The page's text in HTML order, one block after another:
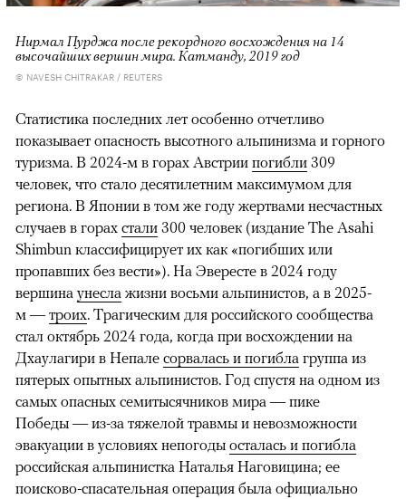
Нирмал Пурджа после рекордного восхождения на 14
высочайших вершин мира. Катманду, 2019 год
© NAVESH CHITRAKAR / REUTERS
Статистика последних лет особенно отчетливо
показывает опасность высотного альпинизма и горного
туризма. В 2024-м в горах Австрии погибли 309
человек, что стало десятилетним максимумом для
региона. В Японии в том же году жертвами несчастных
случаев в горах стали 300 человек (издание The Asahi
Shimbun классифицирует их как «погибших или
пропавших без вести»). На Эвересте в 2024 году
вершина унесла жизни восьми альпинистов, а в 2025-
м — троих. Трагическим для российского сообщества
стал октябрь 2024 года, когда при восхождении на
Дхаулагири в Непале сорвалась и погибла группа из
пятерых опытных альпинистов. Год спустя на одном из
самых опасных семитысячников мира — пике
Победы — из-за тяжелой травмы и невозможности
эвакуации в условиях непогоды осталась и погибла
российская альпинистка Наталья Наговицина; ее
поисково-спасательная операция была официально